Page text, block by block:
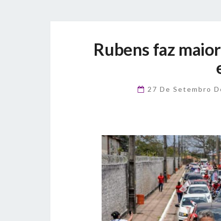
Rubens faz
27 De Setembro